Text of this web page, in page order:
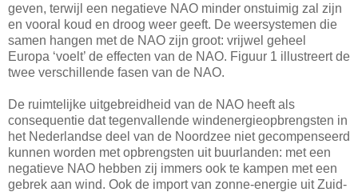
geven, terwijl een negatieve NAO minder onstuimig zal zijn
en vooral koud en droog weer geeft. De weersystemen die
samen hangen met de NAO zijn groot: vrijwel geheel
Europa ‘voelt’ de effecten van de NAO. Figuur 1 illustreert de
twee verschillende fasen van de NAO.
De ruimtelijke uitgebreidheid van de NAO heeft als
consequentie dat tegenvallende windenergieopbrengsten in
het Nederlandse deel van de Noordzee niet gecompenseerd
kunnen worden met opbrengsten uit buurlanden: met een
negatieve NAO hebben zij immers ook te kampen met een
gebrek aan wind. Ook de import van zonne-energie uit Zuid-